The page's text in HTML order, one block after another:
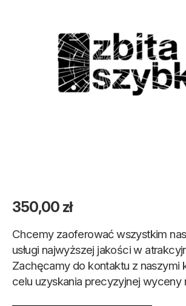
350,00 zł
Chcemy zaoferować wszystkim
usługi najwyższej jakości w
Zachęcamy do kontaktu z naszymi
celu uzyskania precyzyjnej wyceny